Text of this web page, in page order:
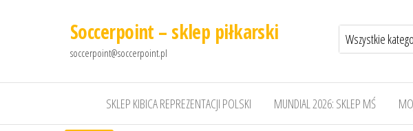
Soccerpoint – sklep piłkarski
soccerpoint@soccerpoint.pl
SKLEP KIBICA REPREZENTACJI POLSKI MUNDIAL 2026: SKLEP MŚ